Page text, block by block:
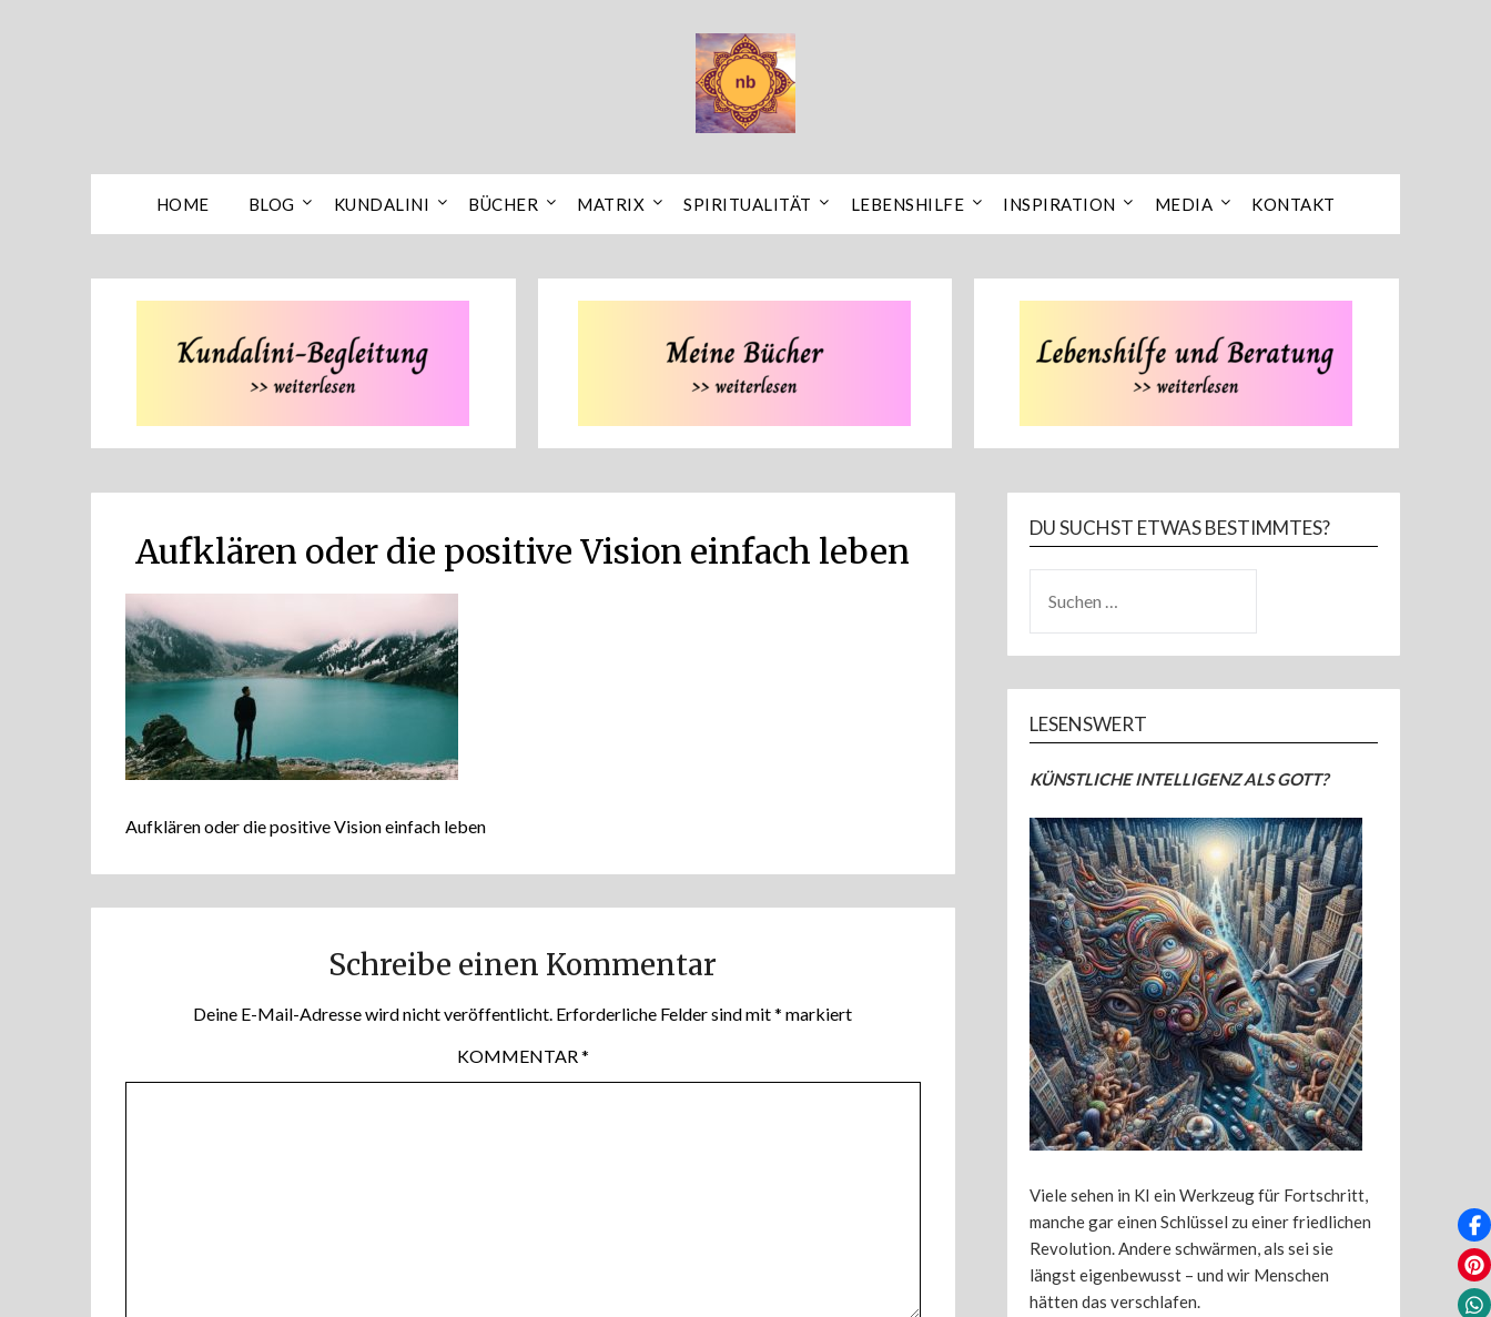
HOME BLOG KUNDALINI BÜCHER MATRIX SPIRITUALITÄT LEBENSHILFE INSPIRATION MEDIA KONTAKT
Aufklären oder die positive Vision einfach leben
Aufklären oder die positive Vision einfach leben
Schreibe einen Kommentar
Deine E-Mail-Adresse wird nicht veröffentlicht. Erforderliche Felder sind mit* markiert
KOMMENTAR*
DU SUCHST ETWAS BESTIMMTES?
NACH:
LESENSWERT
KÜNSTLICHE INTELLIGENZ ALS GOTT?
Viele sehen in KI ein Werkzeug für Fortschritt,
manche gar einen Schlüssel zu einer friedlichen
Revolution. Andere schwärmen, als sei sie
längst eigenbewusst – und wir Menschen
hätten das verschlafen.